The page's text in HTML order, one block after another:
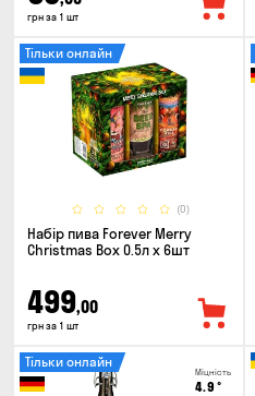
грн за 1 шт
(0)
Тільки онлайн
Набір пива Forever Merry
Christmas Box 0.5л x 6шт
499,00
грн за 1 шт
Міцність
4.9 °
Тільки онлайн